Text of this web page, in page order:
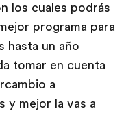
los cuales podrás
programa para
hasta un año
tomar en cuenta
a
y mejor la vas a